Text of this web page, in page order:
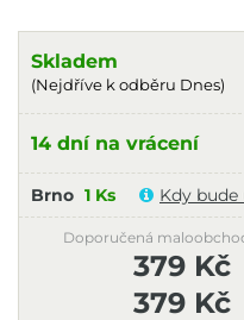
Skladem
(Nejdříve k odběru Dnes)
14 dní na vrácení
Brno 1 Ks Kdy bude
379 Kč
Doporučená
379 Kč